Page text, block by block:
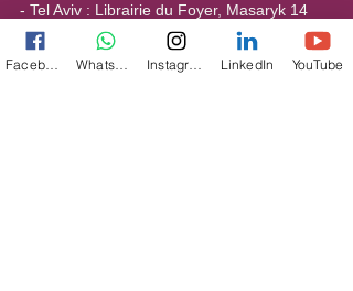
- Tel Aviv : Librairie du Foyer, Masaryk 14
- Netanya : Judaïca (passage Smilanski)
- Raanana : Brakha la Bait, Kanion El Ram,
LinkedIn YouTube